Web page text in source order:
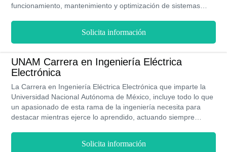
funcionamiento, mantenimiento y optimización de sistemas
que te brindará mejores oportunidades en el mundo laboral.
Solicita información
UNAM Carrera en Ingeniería Eléctrica
Electrónica
La Carrera en Ingeniería Eléctrica Electrónica que imparte la
Universidad Nacional Autónoma de México, incluye todo lo que
un apasionado de esta rama de la ingeniería necesita para
destacar mientras ejerce lo aprendido, actuando siempre
de nuevas tecnologías y para operar la ya existente. Por medio
Solicita información